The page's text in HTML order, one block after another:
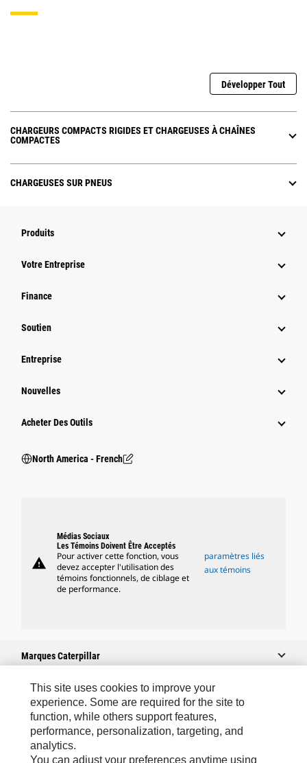
Développer Tout
CHARGEURS COMPACTS RIGIDES ET CHARGEUSES À CHAÎNES
COMPACTES
CHARGEUSES SUR PNEUS
Produits
Votre Entreprise
Finance
Soutien
Entreprise
Nouvelles
Acheter Des Outils
North America - French
warning
Médias Sociaux
Les Témoins Doivent Être Acceptés
Pour activer cette fonction, vous
devez accepter l'utilisation des
témoins fonctionnels, de ciblage et
de performance.
paramètres liés
aux témoins
Marques Caterpillar
Caterpillar.com
Contacter Caterpillar
Mes Préférences Marketing
This site uses cookies to improve your
experience. Some are required for the site to
function, while others support features,
performance, personalization, targeting, and
analytics.
You can adjust your preferences anytime using